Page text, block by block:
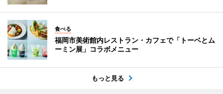
食べる
福岡市美術館内レストラン・カフェで「トーベとム
ーミン展」コラボメニュー
もっと見る